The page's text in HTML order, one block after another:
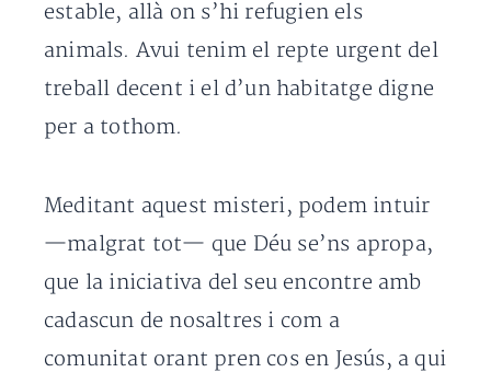
estable, allà on s’hi refugien els
animals. Avui tenim el repte urgent del
treball decent i el d’un habitatge digne
per a tothom.
Meditant aquest misteri, podem intuir
—malgrat tot— que Déu se’ns apropa,
que la iniciativa del seu encontre amb
cadascun de nosaltres i com a
comunitat orant pren cos en Jesús, a qui